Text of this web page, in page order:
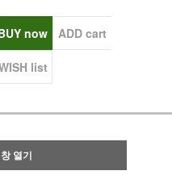
now ADD cart
list
열기